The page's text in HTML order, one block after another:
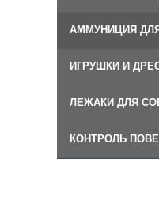
АММУНИЦИЯ
ИГРУШКИ И
ЛЕЖАКИ ДЛЯ
КОНТРОЛЬ